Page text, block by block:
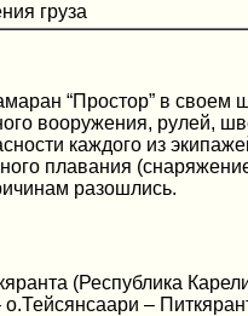
груза
“Простор” в своем
вооружения, рулей,
каждого из
плавания
разошлись.
(Республика
–